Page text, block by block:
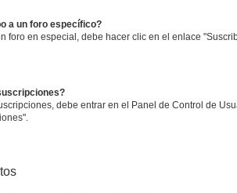
a un foro específico?
foro en especial, debe hacer clic en el enlace
debe entrar en el Panel de Control de